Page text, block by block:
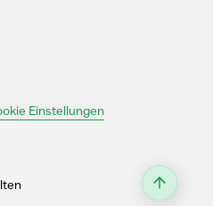
Einstellungen